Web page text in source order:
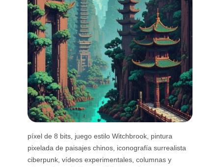
píxel de 8 bits, juego estilo Witchbrook, pintura
pixelada de paisajes chinos, iconografía surrealista
ciberpunk, vídeos experimentales, columnas y